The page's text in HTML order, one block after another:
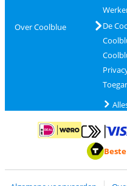
Over Coolblue
De
Betalen met iDEAL | Wero
Betalen
Beste